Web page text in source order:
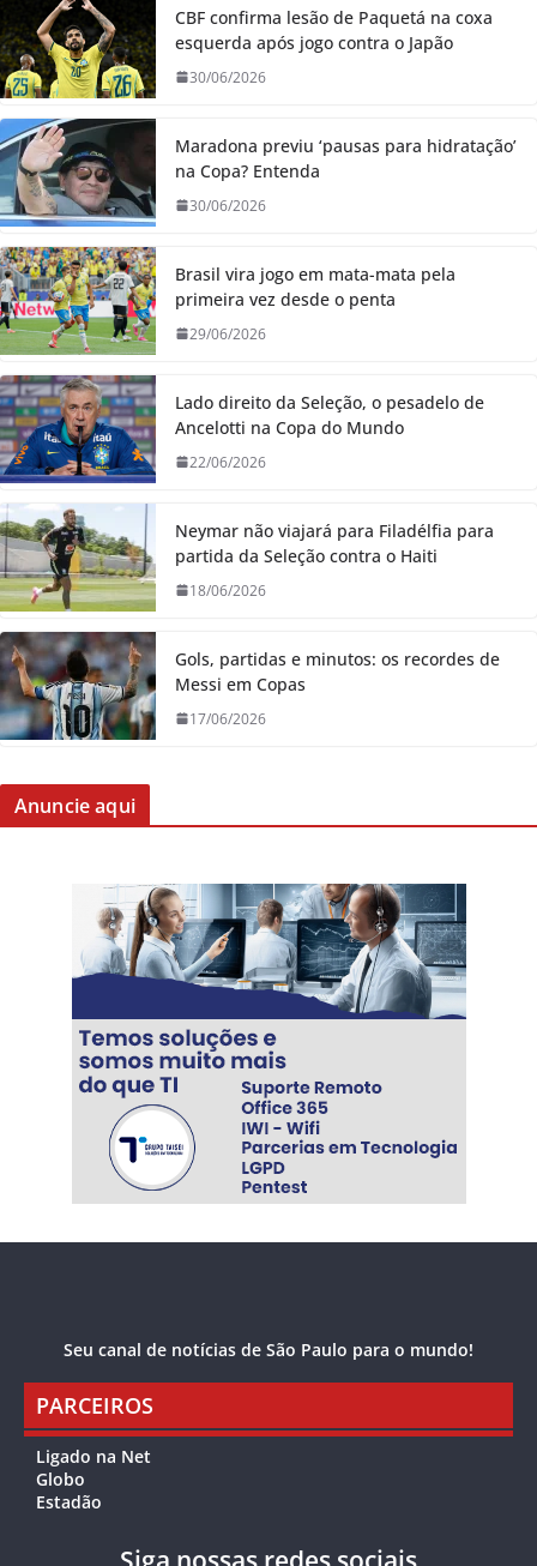
CBF confirma lesão de Paquetá na coxa
esquerda após jogo contra o Japão
30/06/2026
Maradona previu ‘pausas para hidratação’
na Copa? Entenda
30/06/2026
Brasil vira jogo em mata-mata pela
primeira vez desde o penta
29/06/2026
Lado direito da Seleção, o pesadelo de
Ancelotti na Copa do Mundo
22/06/2026
Neymar não viajará para Filadélfia para
partida da Seleção contra o Haiti
18/06/2026
Gols, partidas e minutos: os recordes de
Messi em Copas
17/06/2026
Anuncie aqui
Seu canal de notícias de São Paulo para o mundo!
PARCEIROS
Ligado na Net
Globo
Estadão